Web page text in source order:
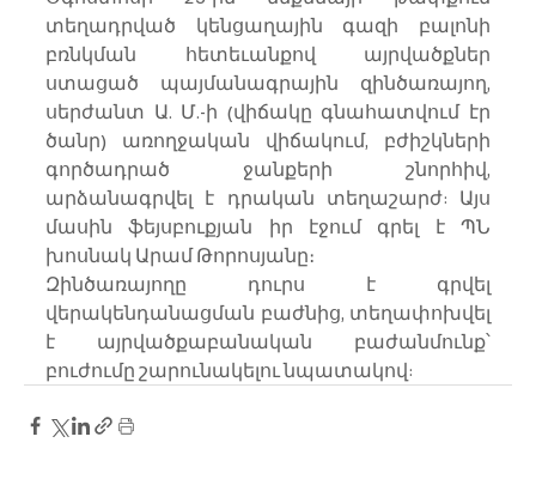
տեղադրված կենցաղային գազի բալոնի
բռնկման հետեւանքով այրվածքներ
ստացած պայմանագրային զինծառայող,
սերժանտ Ա. Մ.-ի (վիճակը գնահատվում էր
ծանր) առողջական վիճակում, բժիշկների
գործադրած ջանքերի շնորհիվ,
արձանագրվել է դրական տեղաշարժ: Այս
մասին ֆեյսբուքյան իր էջում գրել է ՊՆ
խոսնակ Արամ Թորոսյանը։
Զինծառայողը դուրս է գրվել
վերակենդանացման բաժնից, տեղափոխվել
է այրվածքաբանական բաժանմունք՝
բուժումը շարունակելու նպատակով: